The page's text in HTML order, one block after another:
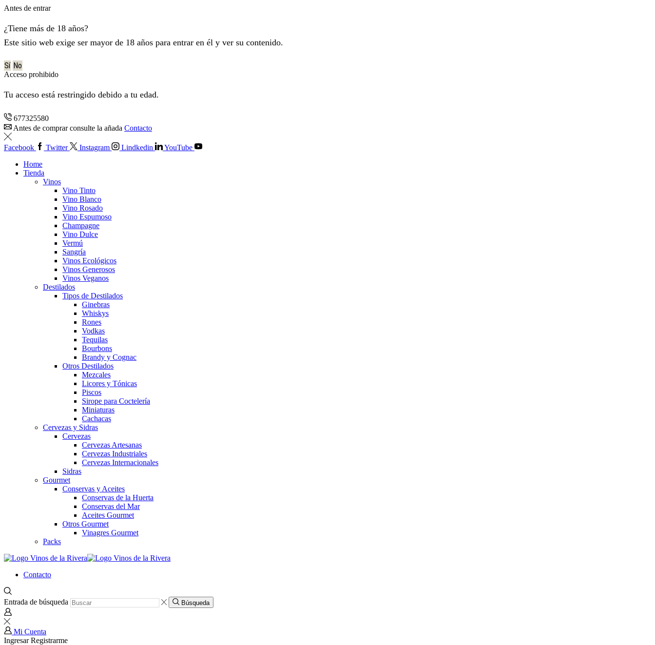
Antes de entrar
¿Tiene más de 18 años?
Este sitio web exige ser mayor de 18 años para entrar en él y ver su contenido.
Sí No
Acceso prohibido
Tu acceso está restringido debido a tu edad.
677325580
Antes de comprar consulte la añada Contacto
Facebook Twitter Instagram Lindkedin
YouTube
Home
Tienda
Vinos
Vino Tinto
Vino Blanco
Vino Rosado
Vino Espumoso
Champagne
Vino Dulce
Vermú
Sangría
Vinos Ecológicos
Vinos Generosos
Vinos Veganos
Destilados
Tipos de Destilados
Ginebras
Whiskys
Rones
Vodkas
Tequilas
Bourbons
Brandy y Cognac
Otros Destilados
Mezcales
Licores y Tónicas
Piscos
Sirope para Coctelería
Miniaturas
Cachacas
Cervezas y Sidras
Cervezas
Cervezas Artesanas
Cervezas Industriales
Cervezas Internacionales
Sidras
Gourmet
Conservas y Aceites
Conservas de la Huerta
Conservas del Mar
Aceites Gourmet
Otros Gourmet
Vinagres Gourmet
Packs
Contacto
Entrada de búsqueda Búsqueda
Mi Cuenta
IngresarRegistrarme